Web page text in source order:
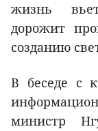
жизнь
дорожит
созданию
В беседе с
министр